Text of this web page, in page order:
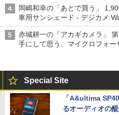
岡嶋和幸の「あとで買う」
車用サンシェード - デジカメ
赤城耕一の「アカギカメラ」
手にして思う、マイクロフォ
Special Site
「A&ultima
るオーディオの